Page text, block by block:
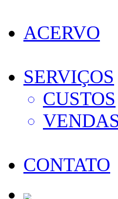
ACERVO
SERVIÇOS
CUSTOS
CONTATO